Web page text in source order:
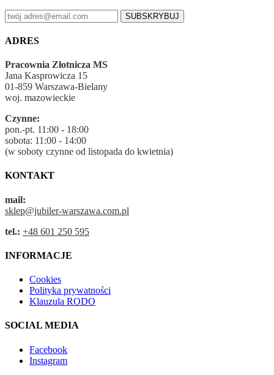
SUBSKRYBUJ
ADRES
Pracownia Złotnicza MS
Jana Kasprowicza 15
01-859 Warszawa-Bielany
woj. mazowieckie
Czynne:
pon.-pt. 11:00 - 18:00
sobota: 11:00 - 14:00
(w soboty czynne od listopada do kwietnia)
KONTAKT
mail:
sklep@jubiler-warszawa.com.pl
tel.: +48 601 250 595
INFORMACJE
Cookies
Polityka prywatności
Klauzula RODO
SOCIAL MEDIA
Facebook
Instagram